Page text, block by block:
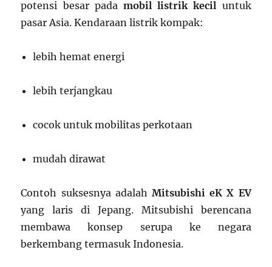
potensi besar pada mobil listrik kecil untuk
pasar Asia. Kendaraan listrik kompak:
lebih hemat energi
lebih terjangkau
cocok untuk mobilitas perkotaan
mudah dirawat
Contoh suksesnya adalah Mitsubishi eK X EV
yang laris di Jepang. Mitsubishi berencana
membawa konsep serupa ke negara
berkembang termasuk Indonesia.